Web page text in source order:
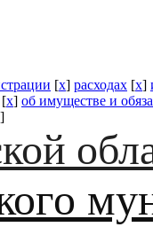
[x] расходах [x]
[x] об имуществе и
]